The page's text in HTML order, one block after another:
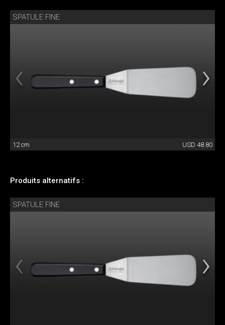
SPATULE FINE
12 cm USD 48.80
Produits alternatifs :
SPATULE FINE